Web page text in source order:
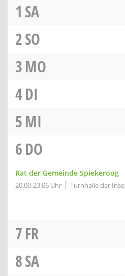
1 SA
2SO
3MO
4DI
5MI
6DO
Rat der Gemeinde Spiekeroog
20:00-23:06 Uhr Turnhalle der
7FR
8SA